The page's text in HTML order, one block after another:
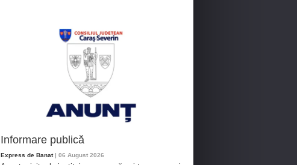
Informare publică
Express de Banat| 06 August 2026